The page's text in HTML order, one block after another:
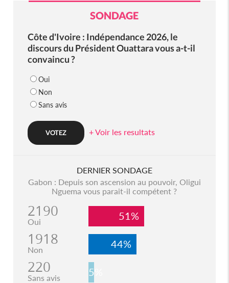
SONDAGE
Côte d'Ivoire : Indépendance 2026, le
discours du Président Ouattara vous a-t-il
convaincu ?
Oui
Non
Sans avis
+ Voir les resultats
DERNIER SONDAGE
Gabon : Depuis son ascension au pouvoir, Oligui
Nguema vous parait-il compétent ?
2190
Oui 51%
1918
Non 44%
220
Sans avis 5%